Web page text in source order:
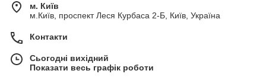
м. Київ
м.Київ, проспект Леся Курбаса 2-Б, Київ, Україна
Контакти
Сьогодні вихідний
Показати весь графік роботи